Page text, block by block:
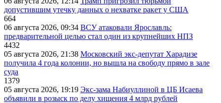
допустившим утечку данных о нехватке ракет у США
664
06 августа 2026, 09:34 ВСУ атаковали Ярославль:
предварительной целью стал один из крупнейших НПЗ
4432
05 августа 2026, 21:38 Московский экс-депутат Харадизе
получила 4 года колонии, но вышла на свободу прямо в зале
суда
1379
05 августа 2026, 19:19 Экс-зама Набиуллиной в ЦБ Исаева
объявили в розыск по делу хищения 4 млрд рублей